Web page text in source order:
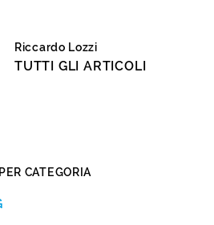
Riccardo Lozzi
TUTTI GLI ARTICOLI
CATEGORIA